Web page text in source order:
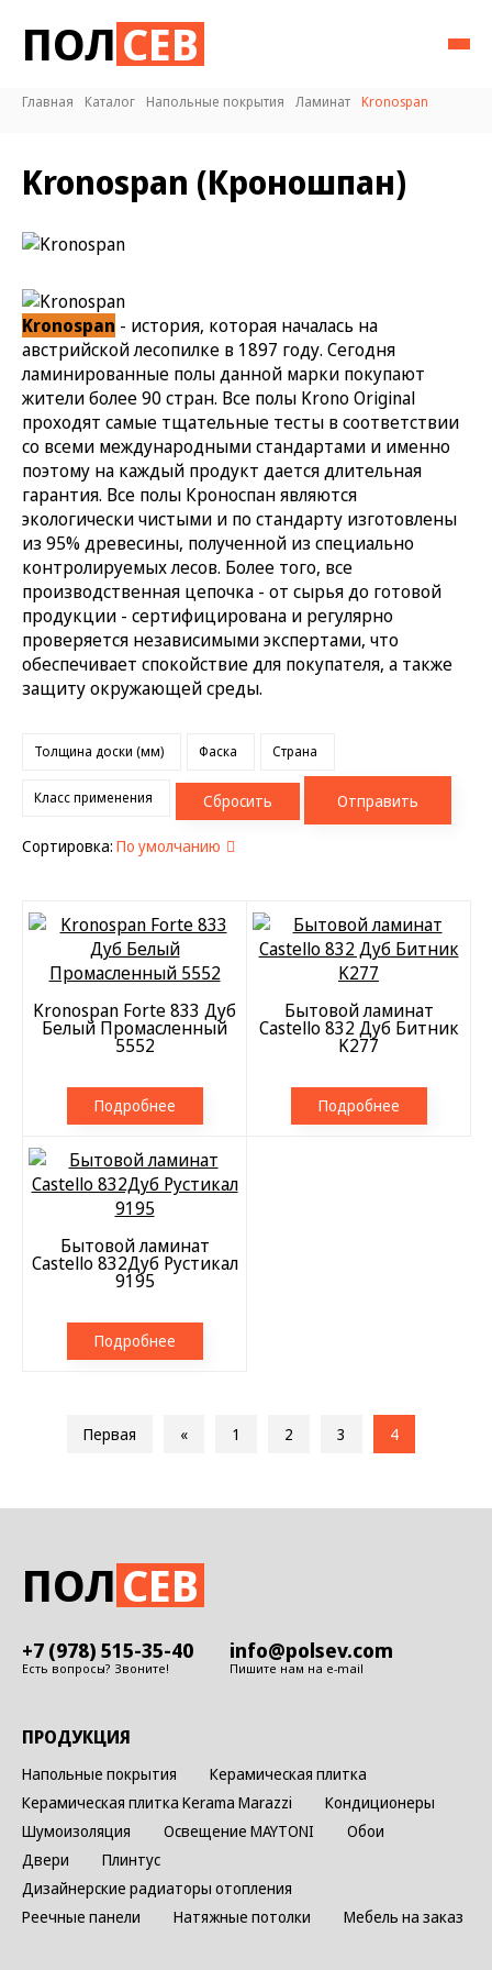
ПОЛСЕВ
Главная Каталог Напольные покрытия Ламинат Kronospan
Kronospan (Кроношпан)
Kronospan - история, которая началась на
австрийской лесопилке в 1897 году. Сегодня
ламинированные полы данной марки покупают
жители более 90 стран. Все полы Krono Original
проходят самые тщательные тесты в соответствии
со всеми международными стандартами и именно
поэтому на каждый продукт дается длительная
гарантия. Все полы Кроноспан являются
экологически чистыми и по стандарту изготовлены
из 95% древесины, полученной из специально
контролируемых лесов. Более того, все
производственная цепочка - от сырья до готовой
продукции - сертифицирована и регулярно
проверяется независимыми экспертами, что
обеспечивает спокойствие для покупателя, а также
защиту окружающей среды.
Толщина доски (мм) Фаска Страна
Класс применения Сбросить Отправить
Сортировка: По умолчанию
Kronospan Forte 833 Дуб
Белый Промасленный
5552
Подробнее
Бытовой ламинат
Castello 832 Дуб Битник
K277
Подробнее
Бытовой ламинат
Castello 832Дуб Рустикал
9195
Подробнее
Первая « 1 2 3 4
ПОЛСЕВ
+7 (978) 515-35-40
Есть вопросы? Звоните!
info@polsev.com
Пишите нам на e-mail
ПРОДУКЦИЯ
Напольные покрытия
Керамическая плитка
Керамическая плитка Kerama Marazzi
Кондиционеры
Шумоизоляция
Освещение MAYTONI
Обои
Двери
Плинтус
Дизайнерские радиаторы отопления
Реечные панели
Натяжные потолки Мебель на заказ